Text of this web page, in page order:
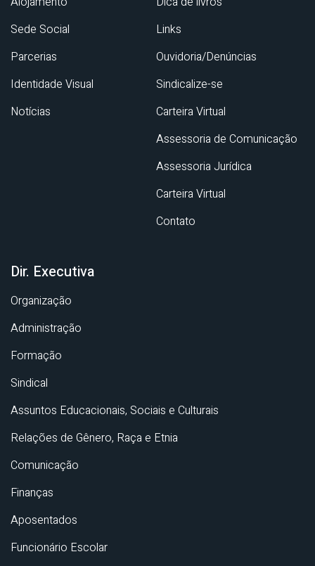
Sede Social
Parcerias
Identidade Visual
Notícias
Links
Ouvidoria/Denúncias
Sindicalize-se
Carteira Virtual
Assessoria de Comunicação
Assessoria Jurídica
Carteira Virtual
Contato
Dir. Executiva
Organização
Administração
Formação
Sindical
Assuntos Educacionais, Sociais e Culturais
Relações de Gênero, Raça e Etnia
Comunicação
Finanças
Aposentados
Funcionário Escolar